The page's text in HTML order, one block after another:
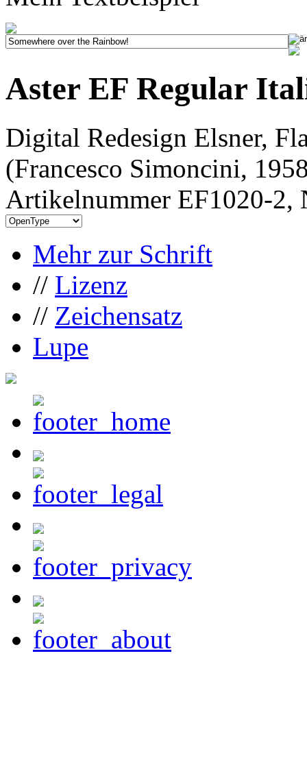
Aster EF Regular
Digital Redesign Elsner,
(Francesco Simoncini,
Artikelnummer EF1020-2,
Mehr zur Schrift
// Lizenz
// Zeichensatz
Lupe